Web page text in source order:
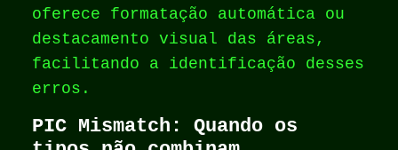
oferece formatação automática ou
destacamento visual das áreas,
facilitando a identificação desses
erros.
PIC Mismatch: Quando os